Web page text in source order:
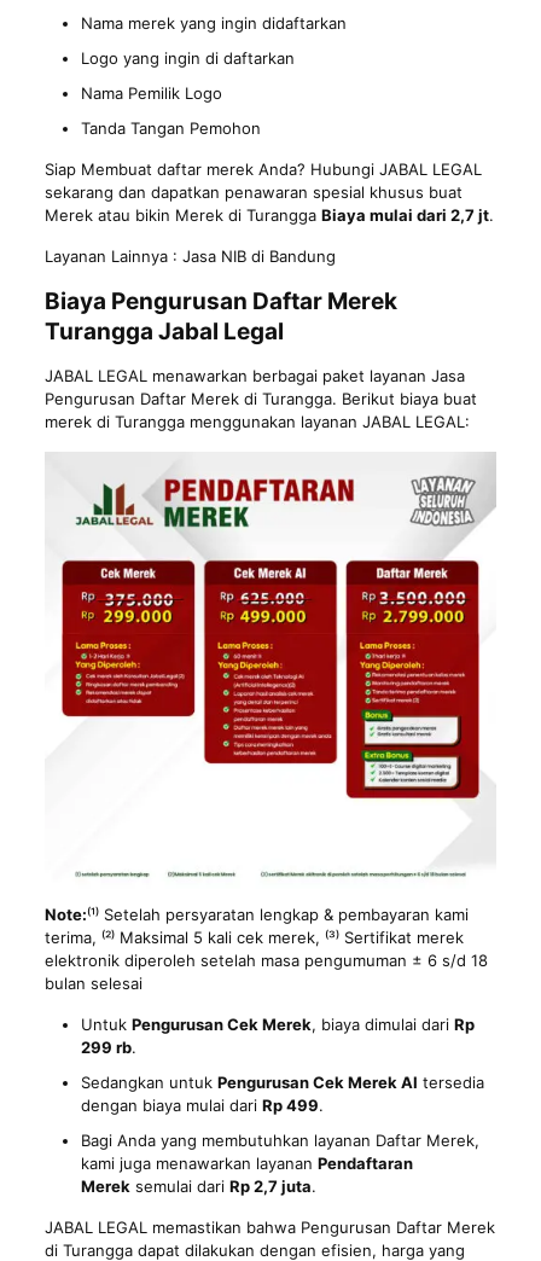
Nama merek yang ingin didaftarkan
Logo yang ingin di daftarkan
Nama Pemilik Logo
Tanda Tangan Pemohon
Siap Membuat daftar merek Anda? Hubungi JABAL LEGAL
sekarang dan dapatkan penawaran spesial khusus buat
Merek atau bikin Merek di Turangga Biaya mulai dari 2,7 jt.
Layanan Lainnya : Jasa NIB di Bandung
Biaya Pengurusan Daftar Merek
Turangga Jabal Legal
JABAL LEGAL menawarkan berbagai paket layanan Jasa
Pengurusan Daftar Merek di Turangga. Berikut biaya buat
merek di Turangga menggunakan layanan JABAL LEGAL:
Note:⁽¹⁾ Setelah persyaratan lengkap & pembayaran kami
terima, ⁽²⁾ Maksimal 5 kali cek merek, ⁽³⁾ Sertifikat merek
elektronik diperoleh setelah masa pengumuman ± 6 s/d 18
bulan selesai
Untuk Pengurusan Cek Merek, biaya dimulai dari Rp
299 rb.
Sedangkan untuk Pengurusan Cek Merek AI tersedia
dengan biaya mulai dari Rp 499.
Bagi Anda yang membutuhkan layanan Daftar Merek,
kami juga menawarkan layanan Pendaftaran
Merek semulai dari Rp 2,7 juta.
JABAL LEGAL memastikan bahwa Pengurusan Daftar Merek
di Turangga dapat dilakukan dengan efisien, harga yang